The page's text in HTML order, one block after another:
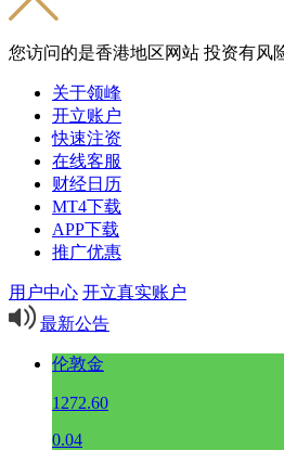
您访问的是香港地区网站 投资有风
关于领峰
开立账户
快速注资
在线客服
财经日历
MT4下载
APP下载
推广优惠
用户中心 开立真实账户
最新公告
伦敦金
1272.60
0.04